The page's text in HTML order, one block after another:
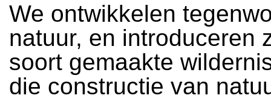
We ontwikkelen
natuur, en introduceren
soort gemaakte
die constructie van